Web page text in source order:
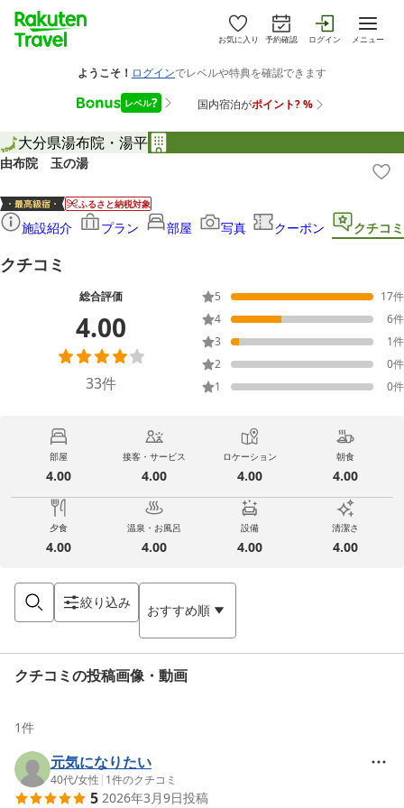
お気に入り 予約確認 ログイン メニュー
大分県湯布院・湯平
由布院 玉の湯
ふるさと納税対象
施設紹介 プラン 部屋 写真 クーポン クチコミ
クチコミ
総合評価
4.00
33件
5 17件
4
6件
3
1件
2
0件
1
0件
部屋
4.00
接客・サービス
4.00
ロケーション
4.00
朝食
4.00
夕食
4.00
温泉・お風呂
4.00
設備
4.00
清潔さ
4.00
絞り込み おすすめ順
クチコミの投稿画像・動画
1件
元気になりたい
40代/女性 | 1件のクチコミ
5 2026年3月9日投稿